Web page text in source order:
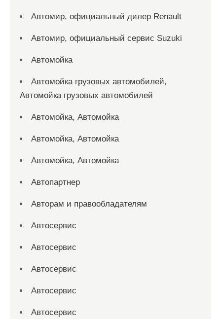
Автомир, официальный дилер Renault
Автомир, официальный сервис Suzuki
Автомойка
Автомойка грузовых автомобилей,
Автомойка грузовых автомобилей
Автомойка, Автомойка
Автомойка, Автомойка
Автомойка, Автомойка
Автопартнер
Авторам и правообладателям
Автосервис
Автосервис
Автосервис
Автосервис
Автосервис